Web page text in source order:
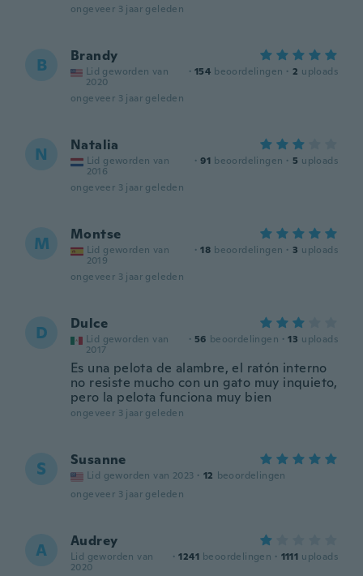
ongeveer 3 jaar geleden
B Brandy
Lid geworden van
2020
· 154 beoordelingen · 2 uploads
ongeveer 3 jaar geleden
N Natalia
Lid geworden van
2016
· 91 beoordelingen · 5 uploads
ongeveer 3 jaar geleden
M Montse
Lid geworden van
2019
· 18 beoordelingen · 3 uploads
ongeveer 3 jaar geleden
D Dulce
Lid geworden van
2017
· 56 beoordelingen · 13 uploads
Es una pelota de alambre, el ratón interno
no resiste mucho con un gato muy inquieto,
pero la pelota funciona muy bien
ongeveer 3 jaar geleden
S Susanne
Lid geworden van 2023 · 12 beoordelingen
ongeveer 3 jaar geleden
A Audrey
Lid geworden van
2020
· 1241 beoordelingen · 1111 uploads